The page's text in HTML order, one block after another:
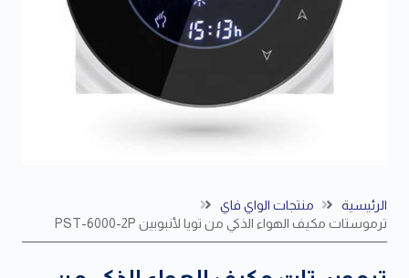
الرئيسية
منتجات الواي فاي
ترموستات مكيف الهواء الذكي من تويا لأنبوبين PST-6000-2P